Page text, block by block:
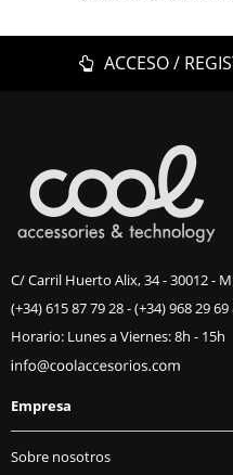
ACCESO /
C/ Carril Huerto Alix, 34 - 30012 -
(+34) 615 87 79 28-(+34) 968 29 69
Horario: Lunes a Viernes: 8h - 15h
Empresa
Sobre nosotros